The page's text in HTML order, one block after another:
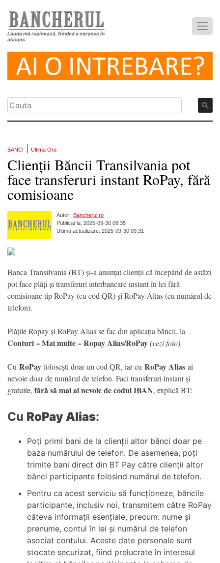
Lauda mă rușinează, fiindcă o cerșesc în
ascuns.
BANCI Ultima Ora
Clienții Băncii Transilvania pot
face transferuri instant RoPay, fără
comisioane
Autor: Bancherul.ro
Publicat la: 2025-09-30 08:35
Ultima actualizare: 2025-09-30 09:31
Banca Transilvania (BT) și-a anunțat clienții că începând de astăzi
pot face plăți și transferuri interbancare instant în lei fără
comisioane tip RoPay (cu cod QR) și RoPay Alias (cu numărul de
telefon).
Plățile Ropay și RoPay Alias se fac din aplicația băncii, la
Conturi – Mai multe – Ropay Alias/RoPay(vezi foto).
Cu RoPay folosești doar un cod QR, iar cu RoPay Alias ai
nevoie doar de numărul de telefon. Faci transferuri instant și
gratuite, fără să mai ai nevoie de codul IBAN, explică BT:
Cu RoPay Alias:
Poți primi bani de la clienții altor bănci doar pe
baza numărului de telefon. De asemenea, poți
trimite bani direct din BT Pay către clienții altor
bănci participante folosind numărul de telefon.
Pentru ca acest serviciu să funcționeze, băncile
participante, inclusiv noi, transmitem către RoPay
câteva informații esențiale, precum: nume și
prenume, contul în lei și numărul de telefon
asociat contului. Aceste date personale sunt
stocate securizat, fiind prelucrate în interesul